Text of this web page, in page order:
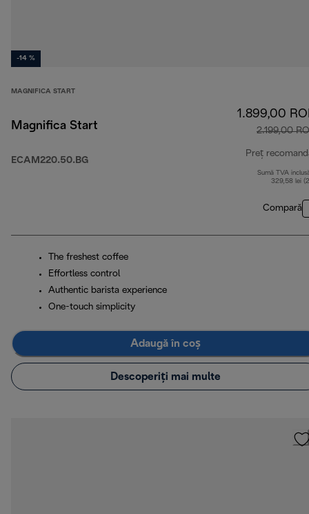
-14 %
MAGNIFICA START
Magnifica Start
ECAM220.50.BG
1.899,00
2.199,00
Preț
Sumă TVA
329,58 lei
Compară
The freshest coffee
Effortless control
Authentic barista experience
One-touch simplicity
Adaugă în coș
Descoperiți mai multe